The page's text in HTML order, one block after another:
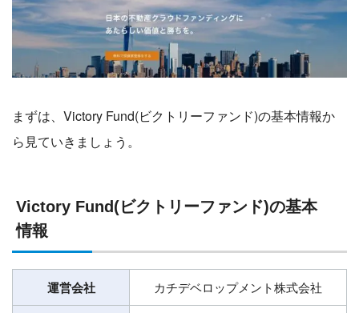
まずは、Victory Fund(ビクトリーファンド)の基本情報か
ら見ていきましょう。
Victory Fund(ビクトリーファンド)の基本
情報
運営会社 カチデベロップメント株式会社